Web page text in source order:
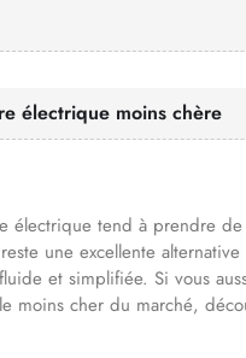
électrique moins chère
électrique tend à prendre
une excellente
et simplifiée. Si vous
moins cher du marché,